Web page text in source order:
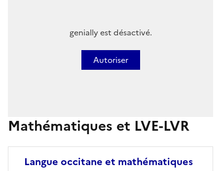
genially est désactivé.
Autoriser
Mathématiques et LVE-LVR
Langue occitane et mathématiques